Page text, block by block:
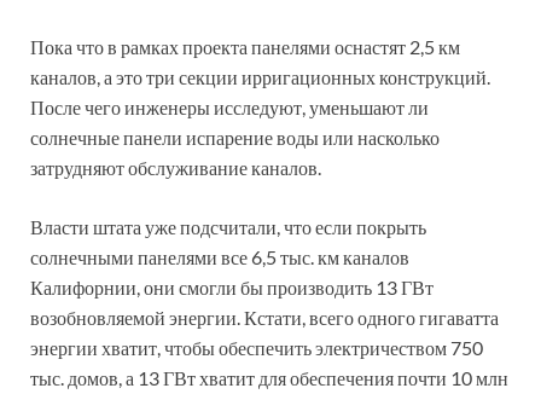
Пока что в рамках проекта панелями оснастят 2,5 км
каналов, а это три секции ирригационных конструкций.
После чего инженеры исследуют, уменьшают ли
солнечные панели испарение воды или насколько
затрудняют обслуживание каналов.
Власти штата уже подсчитали, что если покрыть
солнечными панелями все 6,5 тыс. км каналов
Калифорнии, они смогли бы производить 13 ГВт
возобновляемой энергии. Кстати, всего одного гигаватта
энергии хватит, чтобы обеспечить электричеством 750
тыс. домов, а 13 ГВт хватит для обеспечения почти 10 млн